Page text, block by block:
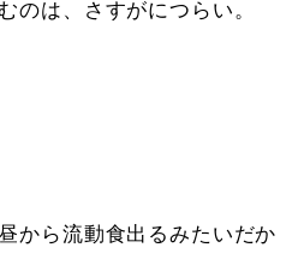
のは、さすがにつらい。
から流動食出るみたいだか